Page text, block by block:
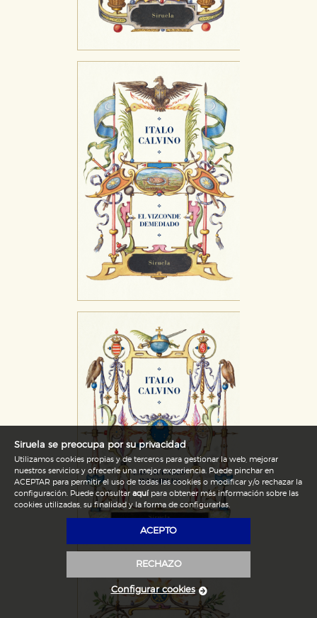
Siruela se preocupa por su privacidad
Utilizamos cookies propias y de terceros para gestionar la web, mejorar
nuestros servicios y ofrecerle una mejor experiencia. Puede pinchar en
ACEPTAR para permitir el uso de todas las cookies o modificar y/o rechazar la
configuración. Puede consultar aquípara obtener más información sobre las
cookies utilizadas, su finalidad y la forma de configurarlas.
ACEPTO
RECHAZO
Configurar cookies